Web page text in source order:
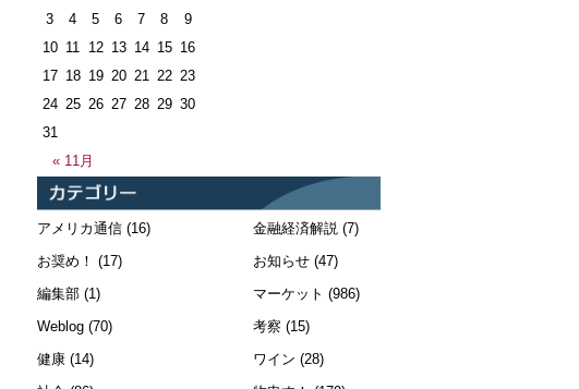
« 11月
3
4 5 6 7 8
9
10 11 12 13 14 15 16
17 18 19 20 21 22 23
24 25 26 27 28 29 30
31
アメリカ通信 (16)
お奨め！ (17)
編集部 (1)
Weblog (70)
健康 (14)
金融経済解説(7)
お知らせ(47)
マーケット (986)
考察 (15)
ワイン (28)